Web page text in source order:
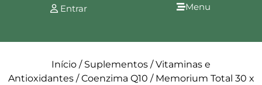
Entrar Menu
Início / Suplementos /Vitaminas e
Antioxidantes/Coenzima Q10 / Memorium Total 30 x